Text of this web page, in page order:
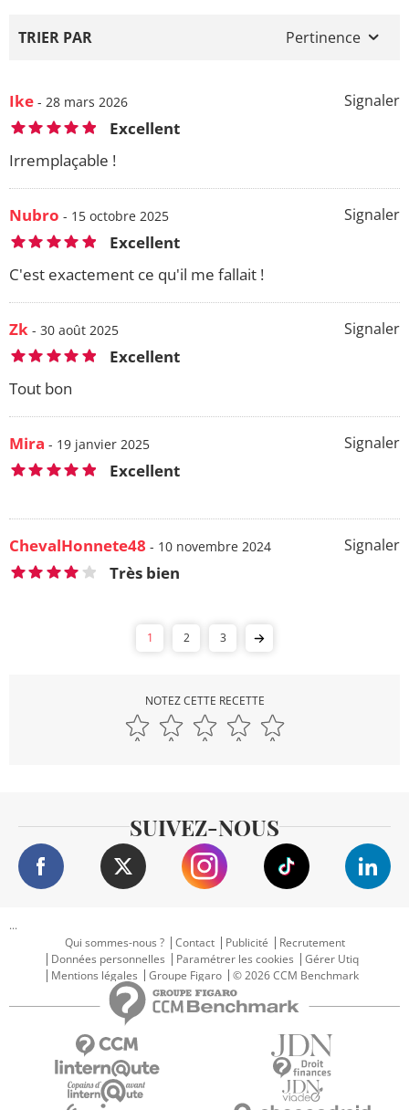
TRIER PAR Pertinence
Signaler
Ike - 28 mars 2026
Excellent
Irremplaçable !
Signaler
Nubro - 15 octobre 2025
Excellent
C'est exactement ce qu'il me fallait !
Signaler
Zk - 30 août 2025
Excellent
Tout bon
Signaler
Mira - 19 janvier 2025
Excellent
Signaler
ChevalHonnete48 - 10 novembre 2024
Très bien
1 2 3
NOTEZ CETTE RECETTE
SUIVEZ-NOUS
...
Qui sommes-nous ?
Contact Publicité
Recrutement
Données personnelles
Paramétrer les cookies
Gérer Utiq
Mentions légales
Groupe Figaro © 2026 CCM Benchmark